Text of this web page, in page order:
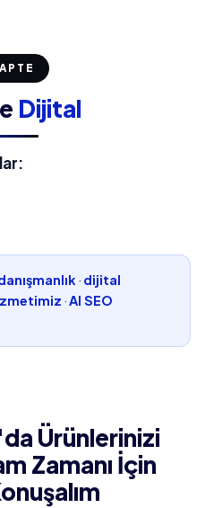
Dijital
· dijital
·AI SEO
Ürünlerinizi
Zamanı İçin